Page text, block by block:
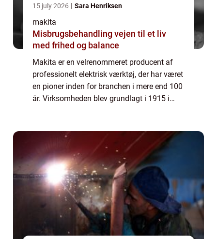
15 july 2026 Sara Henriksen
makita
Misbrugsbehandling vejen til et liv
med frihed og balance
Makita er en velrenommeret producent af
professionelt elektrisk værktøj, der har været
en pioner inden for branchen i mere end 100
år. Virksomheden blev grundlagt i 1915 i